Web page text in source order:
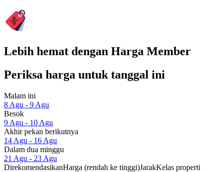
Lebih hemat dengan Harga Member
Periksa harga untuk tanggal ini
Malam ini
8 Agu - 9 Agu
Besok
9 Agu - 10 Agu
Akhir pekan berikutnya
14 Agu - 16 Agu
Dalam dua minggu
21 Agu - 23 Agu
DirekomendasikanHarga (rendah ke tinggi)JarakKelas properti